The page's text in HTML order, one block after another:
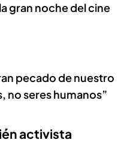
gran noche del cine
pecado de nuestro
no seres humanos”
activista